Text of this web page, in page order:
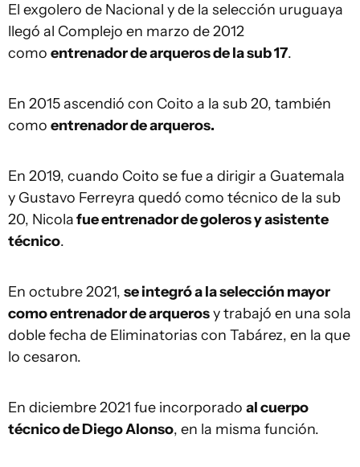
El exgolero de Nacional y de la selección uruguaya
llegó al Complejo en marzo de 2012
como entrenador de arqueros de la sub 17.
En 2015 ascendió con Coito a la sub 20, también
como entrenador de arqueros.
En 2019, cuando Coito se fue a dirigir a Guatemala
y Gustavo Ferreyra quedó como técnico de la sub
20, Nicolafue entrenador de goleros y asistente
técnico.
En octubre 2021, se integró a la selección mayor
como entrenador de arquerosy trabajó en una sola
doble fecha de Eliminatorias con Tabárez, en la que
lo cesaron.
En diciembre 2021 fue incorporado al cuerpo
técnico de Diego Alonso, en la misma función.